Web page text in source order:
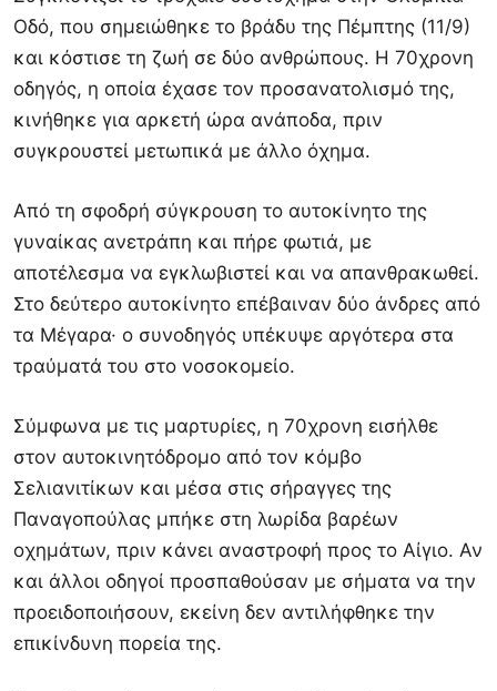
Οδό, που σημειώθηκε το βράδυ της Πέμπτης (11/9)
και κόστισε τη ζωή σε δύο ανθρώπους. Η 70χρονη
οδηγός, η οποία έχασε τον προσανατολισμό της,
κινήθηκε για αρκετή ώρα ανάποδα, πριν
συγκρουστεί μετωπικά με άλλο όχημα.
Από τη σφοδρή σύγκρουση το αυτοκίνητο της
γυναίκας ανετράπη και πήρε φωτιά, με
αποτέλεσμα να εγκλωβιστεί και να απανθρακωθεί.
Στο δεύτερο αυτοκίνητο επέβαιναν δύο άνδρες από
τα Μέγαρα· ο συνοδηγός υπέκυψε αργότερα στα
τραύματά του στο νοσοκομείο.
Σύμφωνα με τις μαρτυρίες, η 70χρονη εισήλθε
στον αυτοκινητόδρομο από τον κόμβο
Σελιανιτίκων και μέσα στις σήραγγες της
Παναγοπούλας μπήκε στη λωρίδα βαρέων
οχημάτων, πριν κάνει αναστροφή προς το Αίγιο. Αν
και άλλοι οδηγοί προσπαθούσαν με σήματα να την
προειδοποιήσουν, εκείνη δεν αντιλήφθηκε την
επικίνδυνη πορεία της.